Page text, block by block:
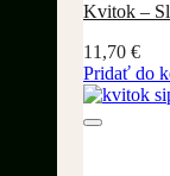
Kvitok –
11,70 €
Pridať do